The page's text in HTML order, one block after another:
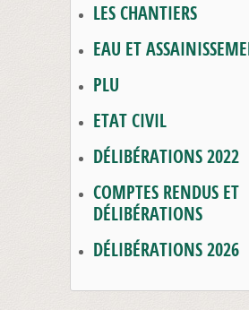
LES CHANTIERS
EAU ET
PLU
ETAT CIVIL
DÉLIBÉRATIONS 2022
COMPTES RENDUS ET
DÉLIBÉRATIONS
DÉLIBÉRATIONS 2026